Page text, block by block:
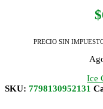
$
PRECIO SIN
Ice
SKU: 7798130952131